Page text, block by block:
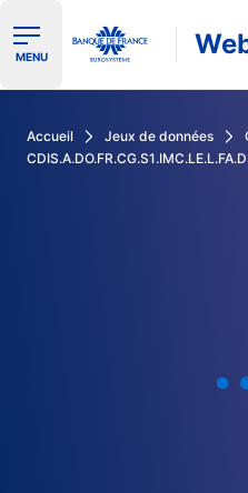
Ouvrir le menu de
MENU
Accueil Jeux de données